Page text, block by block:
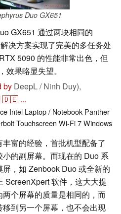
Duo GX651
GX651 通过两块相同的
决方案实现了完美的多任务处
5090 的性能非常出色，但
果略显失望。
by DeepL / Ninh Duy),
🇩🇪 ...
Intel Laptop / Notebook Panther
Touchscreen Wi-Fi 7Windows
富的经验，首批机型配备了
的副屏幕。而现在的 Duo 系
，如 Zenbook Duo 或全新的
ScreenXpert 软件，这大大提
个屏幕的质量是相同的，而
到另一个屏幕，也不会出现